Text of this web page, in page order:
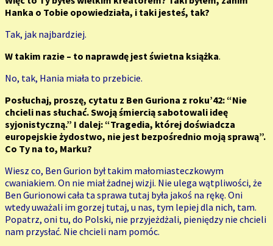
Hanka o Tobie opowiedziała, i taki jesteś, tak?
Tak, jak najbardziej.
W takim razie – to naprawdę jest świetna książka.
No, tak, Hania miała to przebicie.
Posłuchaj, proszę, cytatu z Ben Guriona z roku’42: “Nie
chcieli nas słuchać. Swoją śmiercią sabotowali ideę
syjonistyczną.” I dalej: “Tragedia, której doświadcza
europejskie żydostwo, nie jest bezpośrednio moją sprawą”.
Co Ty na to, Marku?
Wiesz co, Ben Gurion był takim małomiasteczkowym
cwaniakiem. On nie miał żadnej wizji. Nie ulega wątpliwości, że
Ben Gurionowi cała ta sprawa tutaj była jakoś na rękę. Oni
wtedy uważali im gorzej tutaj, u nas, tym lepiej dla nich, tam.
Popatrz, oni tu, do Polski, nie przyjeżdżali, pieniędzy nie chcieli
nam przysłać. Nie chcieli nam pomóc.